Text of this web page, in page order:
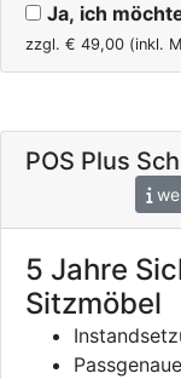
Ja, ich
zzgl. € 49,00 (inkl.
POS Plus
5 Jahre
Sitzmöbel